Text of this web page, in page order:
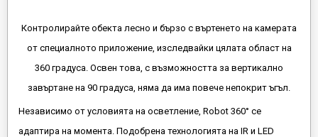
Контролирайте обекта лесно и бързо с въртенето на камерата
от специалното приложение, изследвайки цялата област на
360 градуса. Освен това, с възможността за вертикално
завъртане на 90 градуса, няма да има повече непокрит ъгъл.
Независимо от условията на осветление, Robot 360° се
адаптира на момента. Подобрена технологията на IR и LED